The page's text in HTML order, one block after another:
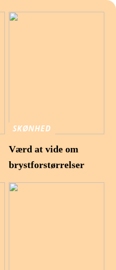
SKØNHED
Værd at vide om
brystforstørrelser